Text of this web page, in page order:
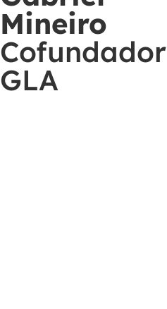
Mineiro
Cofundador
GLA